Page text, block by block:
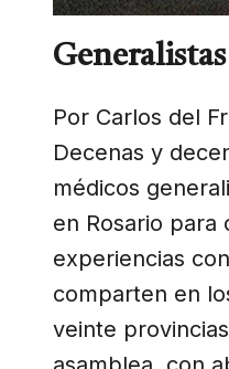
Generalistas
Por Carlos del
Decenas y
médicos
en Rosario para
experiencias
comparten en
veinte